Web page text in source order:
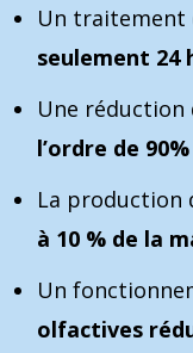
Un traitement
seulement 24
Une réduction
l’ordre de 90%
La production
à 10 % de la
Un
olfactives